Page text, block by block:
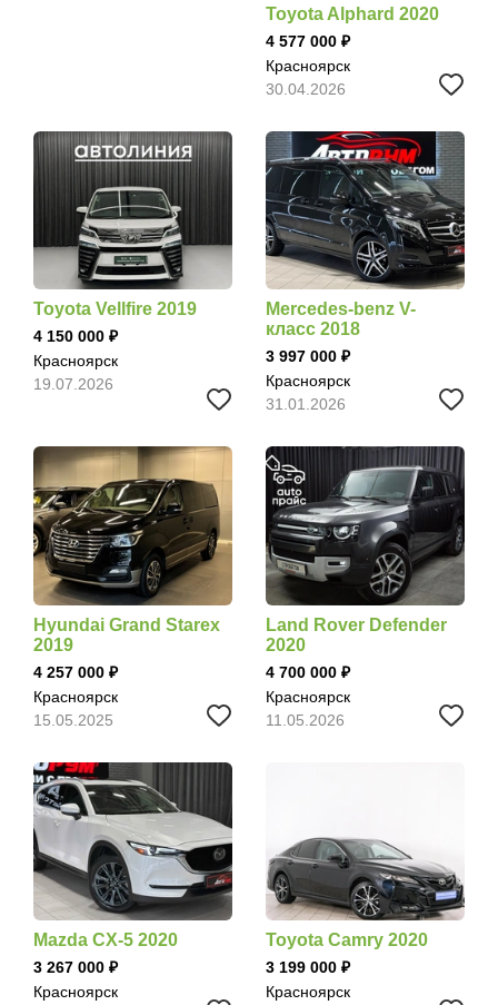
Toyota Alphard 2020
4 577 000
Красноярск
30.04.2026
Toyota Vellfire 2019
4 150 000
Красноярск
19.07.2026
Mercedes-benz V-
класс 2018
3 997 000
Красноярск
31.01.2026
Hyundai Grand Starex
2019
4 257 000
Красноярск
15.05.2025
Land Rover Defender
2020
4 700 000
Красноярск
11.05.2026
Mazda CX-5 2020
3 267 000
Красноярск
Toyota Camry 2020
3 199 000
Красноярск